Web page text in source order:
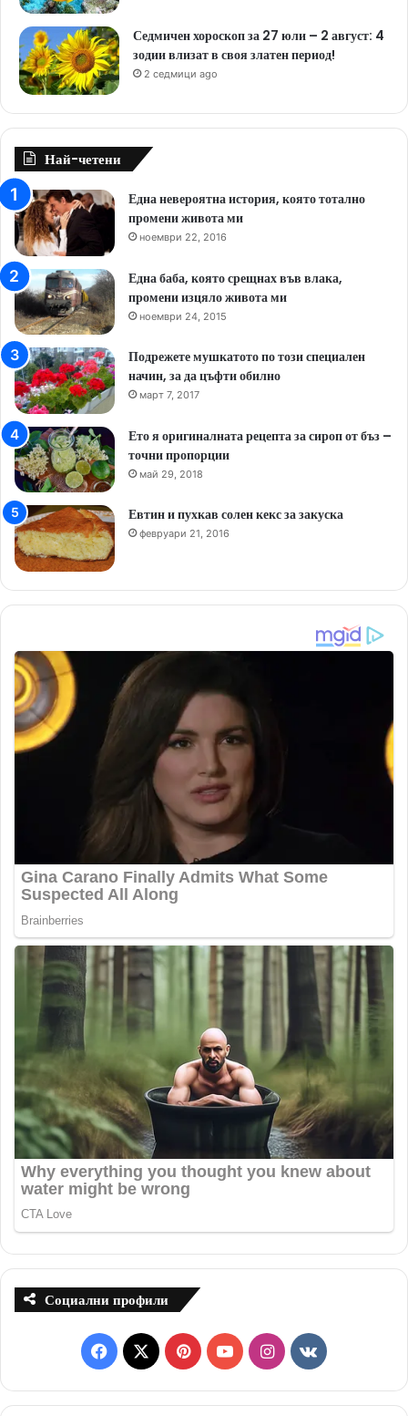
Седмичен хороскоп за 27 юли – 2 август: 4
зодии влизат в своя златен период!
2 седмици ago
Най-четени
Една невероятна история, която тотално
промени живота ми
ноември 22, 2016
Една баба, която срещнах във влака,
промени изцяло живота ми
ноември 24, 2015
Подрежете мушкатото по този специален
начин, за да цъфти обилно
март 7, 2017
Ето я оригиналната рецепта за сироп от бъз –
точни пропорции
май 29, 2018
Евтин и пухкав солен кекс за закуска
февруари 21, 2016
Социални профили
F
a
X
P
i
Y
o
I
n
v
k